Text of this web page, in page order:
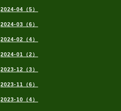
2024-04（5）
2024-03（6）
2024-02（4）
2024-01（2）
2023-12（3）
2023-11（6）
2023-10（4）